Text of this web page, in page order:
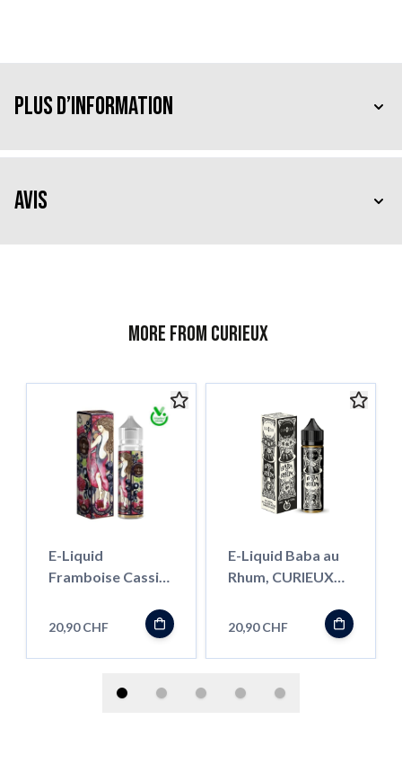
Plus d’information
Avis
More from Curieux
E-Liquid
Framboise Cassis,
''Shortfill''
20,90 CHF
E-Liquid Baba au
Rhum, CURIEUX
20,90 CHF